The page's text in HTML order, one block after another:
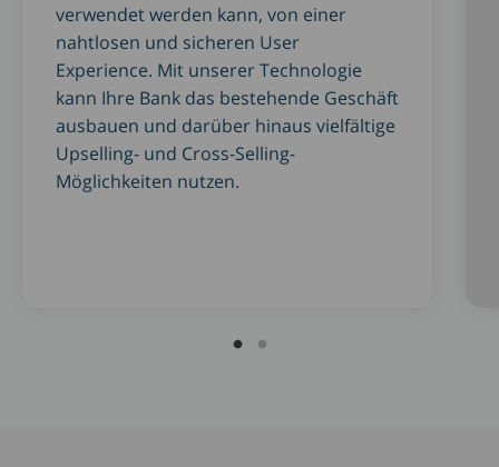
verwendet werden kann, von einer
nahtlosen und sicheren User
Experience. Mit unserer Technologie
kann Ihre Bank das bestehende Geschäft
ausbauen und darüber hinaus vielfältige
Upselling- und Cross-Selling-
Möglichkeiten nutzen.